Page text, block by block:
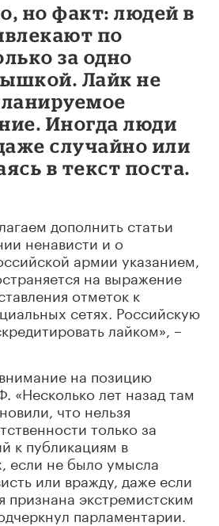
но факт: людей в
по
за одно
Лайк не
Иногда люди
случайно или
в текст поста.
дополнить статьи
ненависти и о
армии указанием,
на выражение
отметок к
сетях. Российскую
лайком», –
на позицию
«Несколько лет назад там
что нельзя
только за
к публикациям в
если не было умысла
или вражду, даже если
признана экстремистским
парламентарии.